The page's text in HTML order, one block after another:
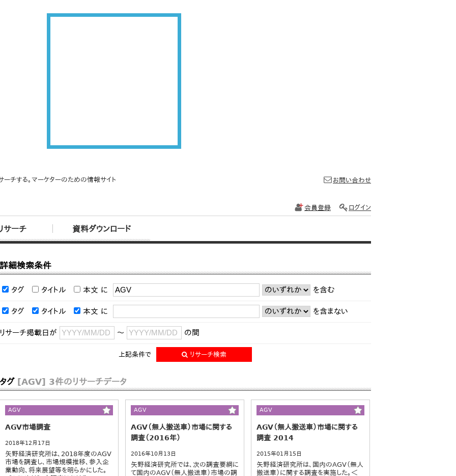
ーチする。マーケターのための情報サイト
サーチ 資料ダウンロード
お問い合わせ
会員登録 ログイン
詳細検索条件
タグ タイトル 本文 に を含む
タグ タイトル 本文 に を含まない
リサーチ掲載日が ～ の間
上記条件で リサーチ検索
タグ [AGV] 3件のリサーチデータ
AGV
AGV市場調査
2018年12月17日
矢野経済研究所は、2018年度のAGV
市場を調査し、市場規模推移、参入企
業動向、将来展望等を明らかにした。
AGV
AGV（無人搬送車）市場に関する
調査（2016年）
2016年10月13日
矢野経済研究所では、次の調査要綱に
て国内のAGV（無人搬送車）市場の調
AGV
AGV（無人搬送車）市場に関する
調査 2014
2015年01月15日
矢野経済研究所は、国内のAGV（無人
搬送車）に関する調査を実施した。＜